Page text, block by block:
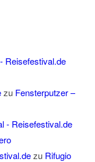
Reisefestival.de
zu Fensterputzer –
- Reisefestival.de
zu Rifugio